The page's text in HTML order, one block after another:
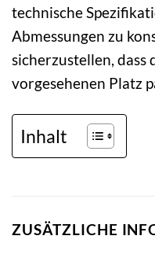
technische
Abmessungen zu
sicherzustellen, dass
vorgesehenen Platz
Inhalt
ZUSÄTZLICHE